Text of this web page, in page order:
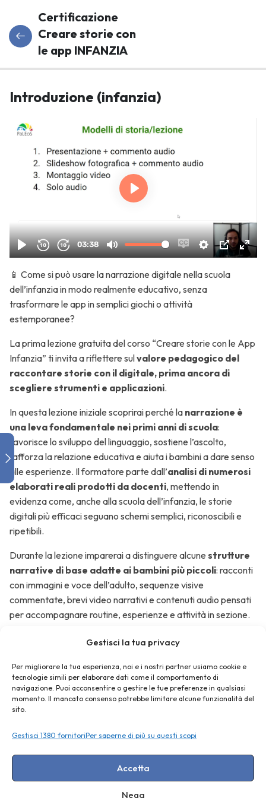
Gestisci la tua privacy
Per migliorare la tua esperienza, noi e i nostri partner usiamo cookie e
tecnologie simili per elaborare dati come il comportamento di
navigazione. Puoi acconsentire o gestire le tue preferenze in qualsiasi
momento. Il mancato consenso potrebbe limitare alcune funzionalità del
sito.
Gestisci 1380 fornitoriPer saperne di più su questi scopi
Accetta
Nega
Del Corso
Introduzione
(infanzia)
+ commento
(infanzia)
audio
Storia #2
slideshow
fotografica
Storia
video
montato
Storia
#4
solo
audio
Google
Presentazioni
Stop
Motion
Studio
altre app per
Certificazione
Creare storie con
le app INFANZIA
Introduzione (infanzia)
📱 Come si può usare la narrazione digitale nella scuola
dell’infanzia in modo realmente educativo, senza
trasformare le app in semplici giochi o attività
estemporanee?
La prima lezione gratuita del corso “Creare storie con le App
Infanzia” ti invita a riflettere sulvalore pedagogico del
raccontare storie con il digitale, prima ancora di
scegliere strumenti e applicazioni.
In questa lezione iniziale scoprirai perché la narrazione è
una leva fondamentale nei primi anni di scuola:
favorisce lo sviluppo del linguaggio, sostiene l’ascolto,
rafforza la relazione educativa e aiuta i bambini a dare senso
alle esperienze. Il formatore parte dall’analisi di numerosi
elaborati reali prodotti da docenti, mettendo in
evidenza come, anche alla scuola dell’infanzia, le storie
digitali più efficaci seguano schemi semplici, riconoscibili e
ripetibili.
Durante la lezione imparerai a distinguere alcune strutture
narrative di base adatte ai bambini più piccoli: racconti
con immagini e voce dell’adulto, sequenze visive
commentate, brevi video narrativi e contenuti audio pensati
per accompagnare routine, esperienze e attività in sezione.
L’obiettivo della prima lezione non è insegnare subito “come
narrazione più adatto in base all’età dei bambini, al
contesto educativo e agli obiettivi didattici. Viene chiarito
anche il ruolo centrale del docente come mediatore
narrativo, soprattutto nei primi anni.
📚 Proseguendo con il corso completo, potrai poi esplorare
strumenti operativi eottenere l’attestato finale
, valido per l’aggiornamento
professionale.